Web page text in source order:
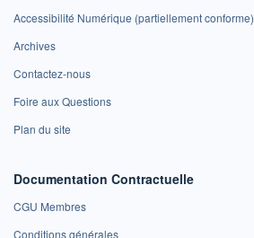
Accessibilité Numérique (partiellement conforme)
Archives
Contactez-nous
Foire aux Questions
Plan du site
Documentation Contractuelle
CGU Membres
Conditions générales